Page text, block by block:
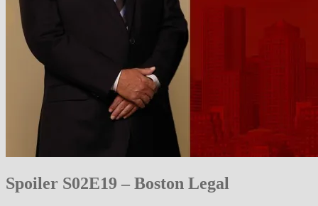
Spoiler S02E19 – Boston Legal